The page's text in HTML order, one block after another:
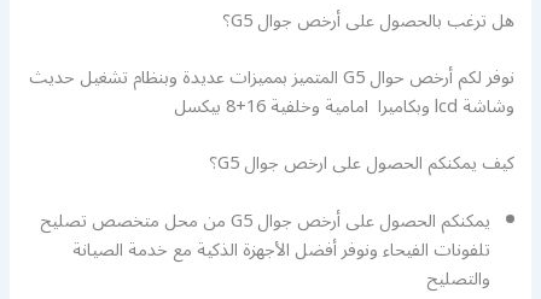
هل ترغب بالحصول على أرخص جوال G5؟
نوفر لكم أرخص حوال G5 المتميز بمميزات عديدة وبنظام تشغيل حديث
وشاشة lcd وبكاميرا امامية وخلفية 16+8 بيكسل
كيف يمكنكم الحصول على ارخص جوال G5؟
يمكنكم الحصول على أرخص جوال G5 من محل متخصص تصليح
تلفونات الفيحاء ونوفر أفضل الأجهزة الذكية مع خدمة الصيانة
والتصليح